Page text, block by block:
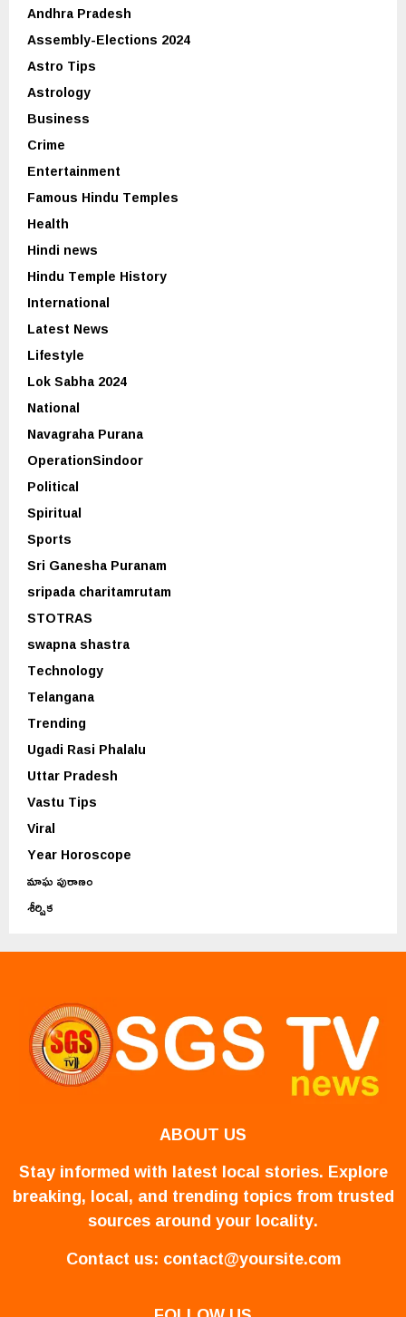
Andhra Pradesh
Assembly-Elections 2024
Astro Tips
Astrology
Business
Crime
Entertainment
Famous Hindu Temples
Health
Hindi news
Hindu Temple History
International
Latest News
Lifestyle
Lok Sabha 2024
National
Navagraha Purana
OperationSindoor
Political
Spiritual
Sports
Sri Ganesha Puranam
sripada charitamrutam
STOTRAS
swapna shastra
Technology
Telangana
Trending
Ugadi Rasi Phalalu
Uttar Pradesh
Vastu Tips
Viral
Year Horoscope
మాఘ పురాణం
శీర్షిక
ABOUT US
Stay informed with latest local stories. Explore
breaking, local, and trending topics from trusted
sources around your locality.
Contact us: contact@yoursite.com